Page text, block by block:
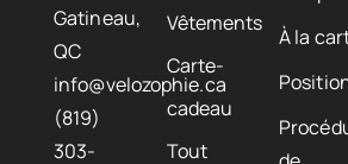
Gatineau,
QC
info@velozophie.ca
(819)
303-
Vêtements
Carte-
cadeau
Tout
À la